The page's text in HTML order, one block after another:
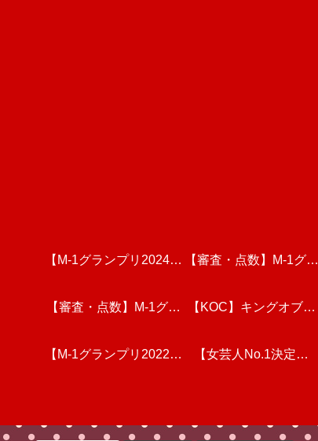
【M-1グランプリ2024】
決勝全組を徹底分析・考
察【令和ロマン/真空ジ
【審査・点数】M-1グラ
ンプリ2024・決勝戦を
視聴しての個人的な感想
【審査・点数】M-1グラ
ンプリ2023・3回戦(前
【KOC】キングオブコ
ント2023 決勝戦を視聴
【M-1グランプリ2022】 【女芸人No.1決定戦